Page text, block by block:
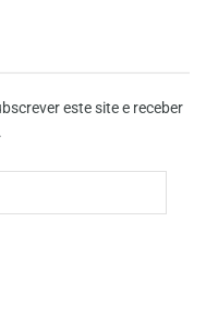
este site e receber